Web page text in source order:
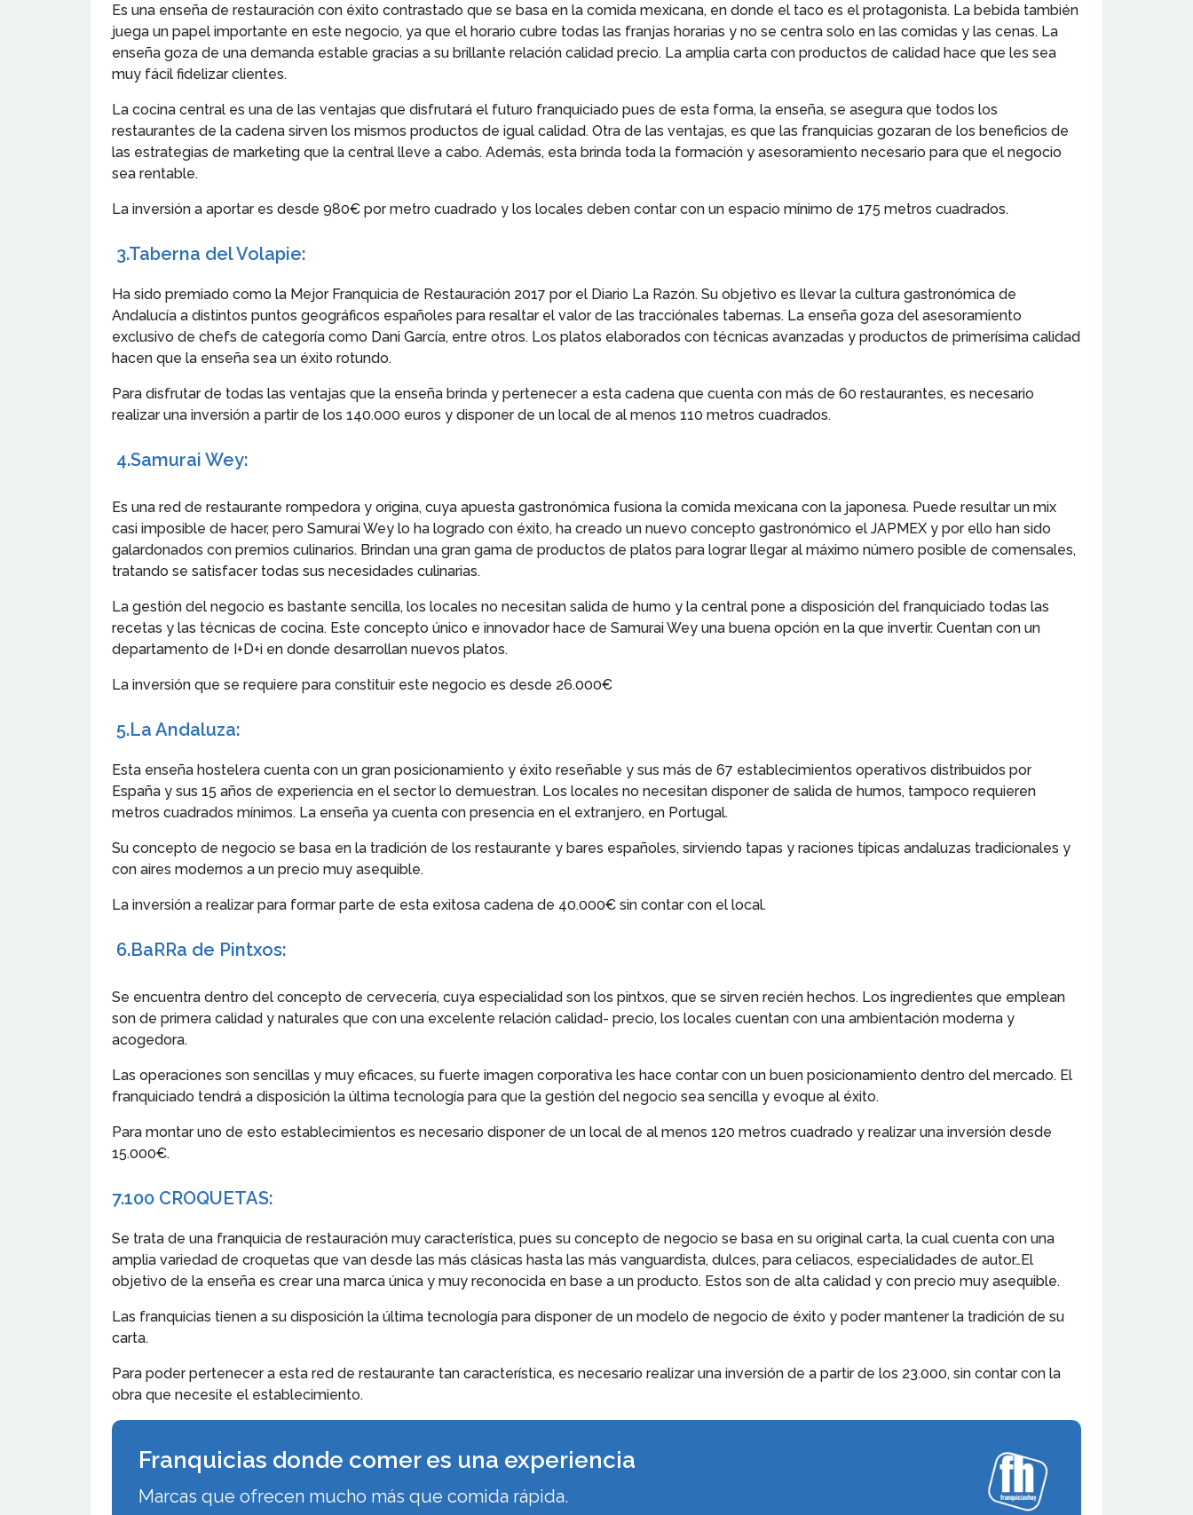
Es una enseña de restauración con éxito contrastado que se basa en la comida mexicana, en donde el taco es el protagonista. La bebida también
juega un papel importante en este negocio, ya que el horario cubre todas las franjas horarias y no se centra solo en las comidas y las cenas. La
enseña goza de una demanda estable gracias a su brillante relación calidad precio. La amplia carta con productos de calidad hace que les sea
muy fácil fidelizar clientes.
La cocina central es una de las ventajas que disfrutará el futuro franquiciado pues de esta forma, la enseña, se asegura que todos los
restaurantes de la cadena sirven los mismos productos de igual calidad. Otra de las ventajas, es que las franquicias gozaran de los beneficios de
las estrategias de marketing que la central lleve a cabo. Además, esta brinda toda la formación y asesoramiento necesario para que el negocio
sea rentable.
La inversión a aportar es desde 980€ por metro cuadrado y los locales deben contar con un espacio mínimo de 175 metros cuadrados.
3.Taberna del Volapie:
Ha sido premiado como la Mejor Franquicia de Restauración 2017 por el Diario La Razón. Su objetivo es llevar la cultura gastronómica de
Andalucía a distintos puntos geográficos españoles para resaltar el valor de las tracciónales tabernas. La enseña goza del asesoramiento
exclusivo de chefs de categoría como Dani García, entre otros. Los platos elaborados con técnicas avanzadas y productos de primerísima calidad
hacen que la enseña sea un éxito rotundo.
Para disfrutar de todas las ventajas que la enseña brinda y pertenecer a esta cadena que cuenta con más de 60 restaurantes, es necesario
realizar una inversión a partir de los 140.000 euros y disponer de un local de al menos 110 metros cuadrados.
4.Samurai Wey:
Es una red de restaurante rompedora y origina, cuya apuesta gastronómica fusiona la comida mexicana con la japonesa. Puede resultar un mix
casi imposible de hacer, pero Samurai Wey lo ha logrado con éxito, ha creado un nuevo concepto gastronómico el JAPMEX y por ello han sido
galardonados con premios culinarios. Brindan una gran gama de productos de platos para lograr llegar al máximo número posible de comensales,
tratando se satisfacer todas sus necesidades culinarias.
La gestión del negocio es bastante sencilla, los locales no necesitan salida de humo y la central pone a disposición del franquiciado todas las
recetas y las técnicas de cocina. Este concepto único e innovador hace de Samurai Wey una buena opción en la que invertir. Cuentan con un
departamento de I+D+i en donde desarrollan nuevos platos.
La inversión que se requiere para constituir este negocio es desde 26.000€
5.La Andaluza:
Esta enseña hostelera cuenta con un gran posicionamiento y éxito reseñable y sus más de 67 establecimientos operativos distribuidos por
España y sus 15 años de experiencia en el sector lo demuestran. Los locales no necesitan disponer de salida de humos, tampoco requieren
metros cuadrados mínimos. La enseña ya cuenta con presencia en el extranjero, en Portugal.
Su concepto de negocio se basa en la tradición de los restaurante y bares españoles, sirviendo tapas y raciones típicas andaluzas tradicionales y
con aires modernos a un precio muy asequible.
La inversión a realizar para formar parte de esta exitosa cadena de 40.000€ sin contar con el local.
6.BaRRa de Pintxos:
Se encuentra dentro del concepto de cervecería, cuya especialidad son los pintxos, que se sirven recién hechos. Los ingredientes que emplean
son de primera calidad y naturales que con una excelente relación calidad- precio, los locales cuentan con una ambientación moderna y
acogedora.
Las operaciones son sencillas y muy eficaces, su fuerte imagen corporativa les hace contar con un buen posicionamiento dentro del mercado. El
franquiciado tendrá a disposición la última tecnología para que la gestión del negocio sea sencilla y evoque al éxito.
Para montar uno de esto establecimientos es necesario disponer de un local de al menos 120 metros cuadrado y realizar una inversión desde
15.000€.
7.100 CROQUETAS:
Se trata de una franquicia de restauración muy característica, pues su concepto de negocio se basa en su original carta, la cual cuenta con una
amplia variedad de croquetas que van desde las más clásicas hasta las más vanguardista, dulces, para celiacos, especialidades de autor…El
objetivo de la enseña es crear una marca única y muy reconocida en base a un producto. Estos son de alta calidad y con precio muy asequible.
Las franquicias tienen a su disposición la última tecnología para disponer de un modelo de negocio de éxito y poder mantener la tradición de su
carta.
Para poder pertenecer a esta red de restaurante tan característica, es necesario realizar una inversión de a partir de los 23.000, sin contar con la
obra que necesite el establecimiento.
Franquicias donde comer es una experiencia
Marcas que ofrecen mucho más que comida rápida.